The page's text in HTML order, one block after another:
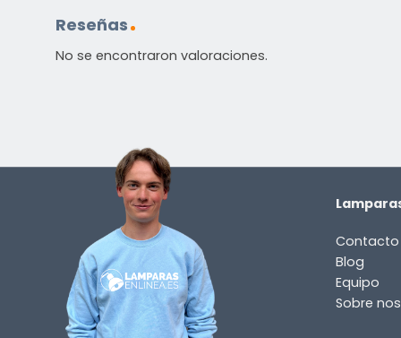
Reseñas
No se encontraron valoraciones.
Contacto
Blog
Equipo
Sobre